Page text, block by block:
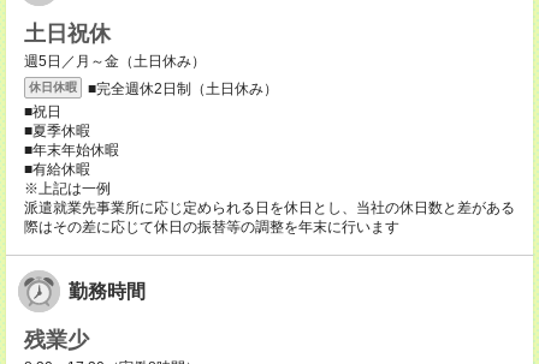
土日祝休
週5日／月～金（土日休み）
休日休暇
■完全週休2日制（土日休み）
■祝日
■夏季休暇
■年末年始休暇
■有給休暇
※上記は一例
派遣就業先事業所に応じ定められる日を休日とし、当社の休日数と差がある
際はその差に応じて休日の振替等の調整を年末に行います
勤務時間
残業少